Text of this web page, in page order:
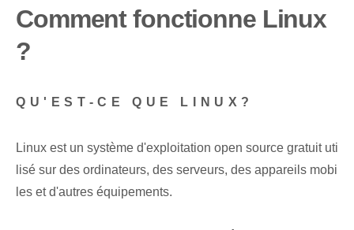
Comment fonctionne Linux
?
QU'EST-CE QUE LINUX?
Linux⁤ est un système d'exploitation open source gratuit uti
lisé sur⁤ des ordinateurs, des serveurs, des appareils mobi
les et d'autres équipements.